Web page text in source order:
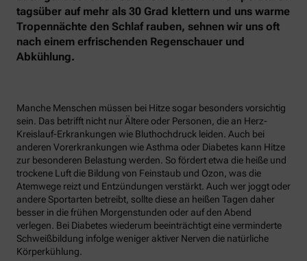
tagsüber auf mehr als 30 Grad klettern und uns warme
Tropennächte den Schlaf rauben, sehnen wir uns oft
nach einem erfrischenden Regenschauer und
Abkühlung.
Manche Menschen müssen bei Hitze sogar besonders vorsichtig
sein. Das betrifft nicht nur Ältere oder Personen, die an Herz-
Kreislauf-Erkrankungen wie Bluthochdruck leiden. Auch bei
anderen Vorerkrankungen wie Asthma oder Diabetes kann Hitze
zur besonderen Belastung werden. So fördert etwa die heiße und
trockene Luft die Bildung von Feinstaub und Ozon, was die
Atemwege reizt und Entzündungen verstärkt. Auch wer joggt oder
andere Sportarten betreibt, sollte diese an heißen Tagen daher
besser in die frühen Morgenstunden oder auf den Abend
verlegen. Bei Diabetes wiederum beeinträchtigt eine verminderte
Schweißbildung infolge weniger aktiver Nerven die natürliche
Körperkühlung.